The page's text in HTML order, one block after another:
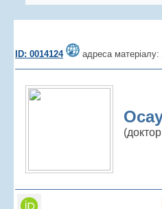
ID: 0014124 адреса матеріалу: